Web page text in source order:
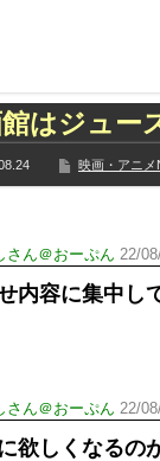
イントに気がつく
W不倫‼共演し
演の映画で演技に
議員総会での意見
壊力が半端ない
ーズを手に入れる
の配線ぐちゃぐ
「タイカン」はテ
はジュー
映画・アニメ
さん＠おーぷん 22/
内容に集中し
さん＠おーぷん 22/
欲しくなるの